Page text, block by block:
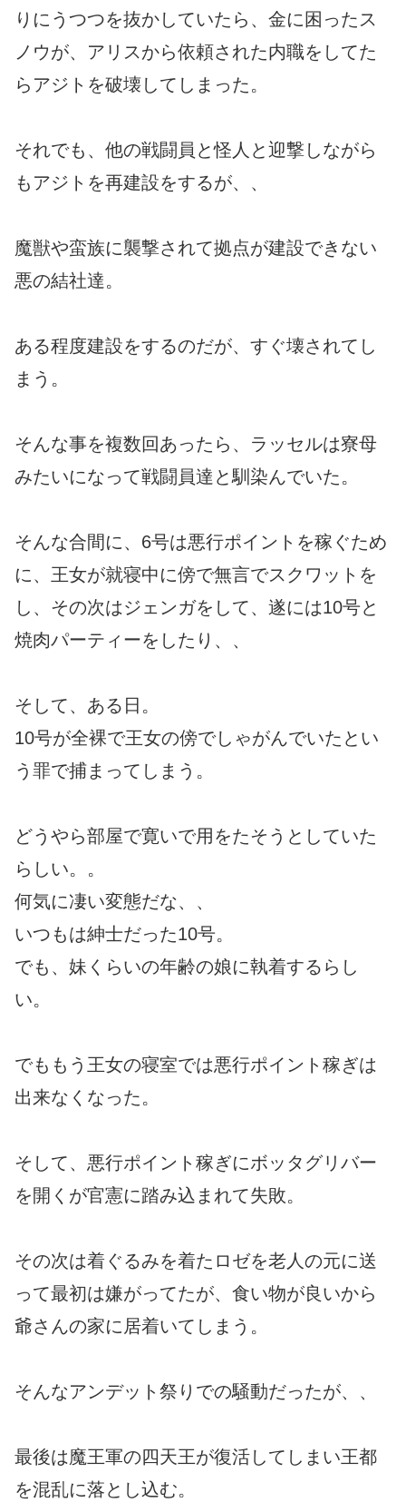
りにうつつを抜かしていたら、金に困ったス
ノウが、アリスから依頼された内職をしてた
らアジトを破壊してしまった。
それでも、他の戦闘員と怪人と迎撃しながら
もアジトを再建設をするが、、
魔獣や蛮族に襲撃されて拠点が建設できない
悪の結社達。
ある程度建設をするのだが、すぐ壊されてし
まう。
そんな事を複数回あったら、ラッセルは寮母
みたいになって戦闘員達と馴染んでいた。
そんな合間に、6号は悪行ポイントを稼ぐため
に、王女が就寝中に傍で無言でスクワットを
し、その次はジェンガをして、遂には10号と
焼肉パーティーをしたり、、
そして、ある日。
10号が全裸で王女の傍でしゃがんでいたとい
う罪で捕まってしまう。
どうやら部屋で寛いで用をたそうとしていた
らしい。。
何気に凄い変態だな、、
いつもは紳士だった10号。
でも、妹くらいの年齢の娘に執着するらし
い。
でももう王女の寝室では悪行ポイント稼ぎは
出来なくなった。
そして、悪行ポイント稼ぎにボッタグリバー
を開くが官憲に踏み込まれて失敗。
その次は着ぐるみを着たロゼを老人の元に送
って最初は嫌がってたが、食い物が良いから
爺さんの家に居着いてしまう。
そんなアンデット祭りでの騒動だったが、、
最後は魔王軍の四天王が復活してしまい王都
を混乱に落とし込む。